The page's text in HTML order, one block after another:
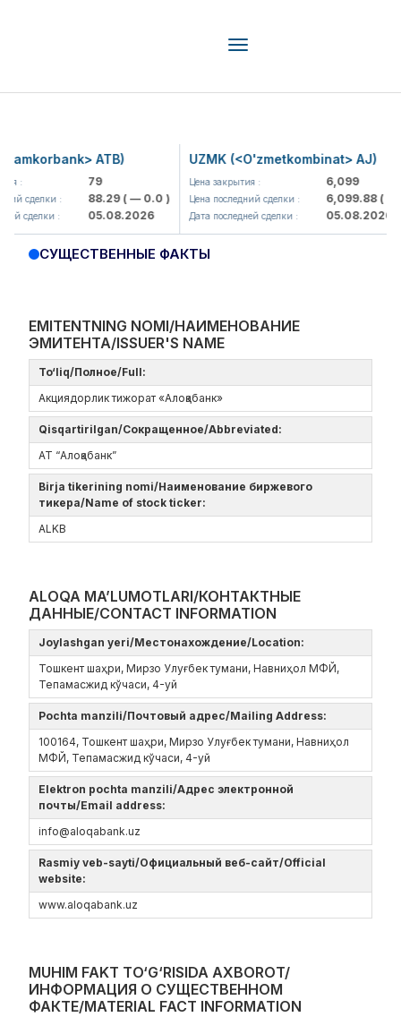
Toggle
ATB)
: 88.29( — 0.0 )
: 05.08.2026
UZMK (<O'zmetkombinat> AJ)
Цена закрытия : 6,099
Цена последний сделки : 6,099.88( — 0.0 )
Дата последней сделки : 05.08.2026
СУЩЕСТВЕННЫЕ ФАКТЫ
EMITENTNING NOMI/НАИМЕНОВАНИЕ
ЭМИТЕНТА/ISSUER'S NAME
To‘liq/Полное/Full:
Акциядорлик тижорат «Алоқабанк»
Qisqartirilgan/Сокращенное/Abbreviated:
АТ “Алоқабанк”
Birja tikerining nomi/Наименование биржевого
тикера/Name of stock ticker:
ALKB
ALOQA MA’LUMOTLARI/КОНТАКТНЫЕ
ДАННЫЕ/CONTACT INFORMATION
Joylashgan yeri/Местонахождение/Location:
Тошкент шаҳри, Мирзо Улуғбек тумани, Навниҳол МФЙ,
Тепамасжид кўчаси, 4-уй
Pochta manzili/Почтовый адрес/Mailing Address:
100164, Тошкент шаҳри, Мирзо Улуғбек тумани, Навниҳол
МФЙ, Тепамасжид кўчаси, 4-уй
Elektron pochta manzili/Адрес электронной
почты/Email address:
info@aloqabank.uz
Rasmiy veb-sayti/Официальный веб-сайт/Official
website:
www.aloqabank.uz
MUHIM FAKT TO‘G‘RISIDA AXBOROT/
ИНФОРМАЦИЯ О СУЩЕСТВЕННОМ
ФАКТЕ/MATERIAL FACT INFORMATION